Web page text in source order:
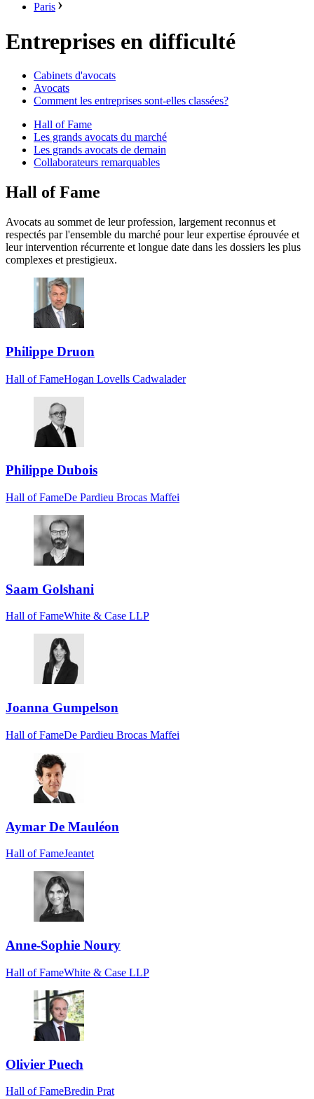
Paris
Entreprises en difficulté
Cabinets d'avocats
Avocats
Comment les entreprises sont-elles classées?
Hall of Fame
Les grands avocats du marché
Les grands avocats de demain
Collaborateurs remarquables
Hall of Fame
Avocats au sommet de leur profession, largement reconnus et
respectés par l'ensemble du marché pour leur expertise éprouvée et
leur intervention récurrente et longue date dans les dossiers les plus
complexes et prestigieux.
Philippe Druon
Hall of FameHogan Lovells Cadwalader
Philippe Dubois
Hall of FameDe Pardieu Brocas Maffei
Saam Golshani
Hall of FameWhite & Case LLP
Joanna Gumpelson
Hall of FameDe Pardieu Brocas Maffei
Aymar De Mauléon
Hall of FameJeantet
Anne-Sophie Noury
Hall of FameWhite & Case LLP
Olivier Puech
Hall of FameBredin Prat